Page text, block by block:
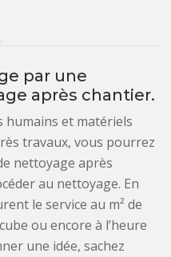
par une
après chantier.
humains et matériels
travaux, vous pourrez
nettoyage après
au nettoyage. En
le service au m² de
ou encore à l’heure
une idée, sachez